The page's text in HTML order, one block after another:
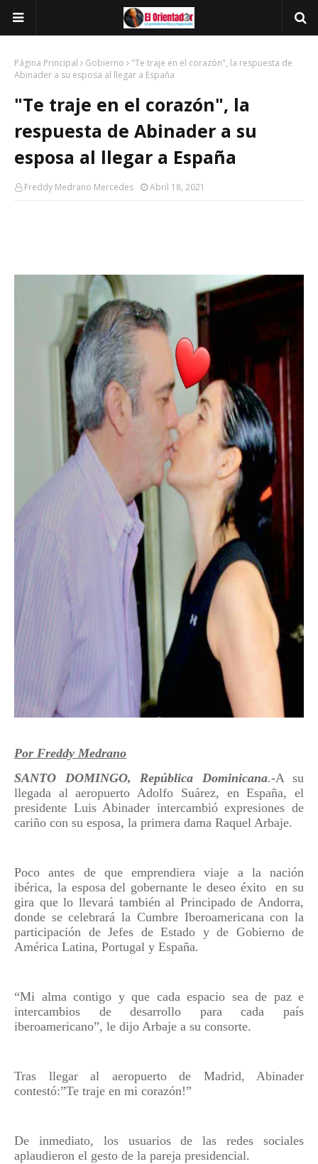
Página Principal Gobierno
"Te traje en el corazón", la respuesta de
Abinader a su esposa al llegar a España
"Te traje en el corazón", la
respuesta de Abinader a su
esposa al llegar a España
Freddy Medrano Mercedes Abril 18, 2021
Por Freddy Medrano
SANTO DOMINGO, República Dominicana.-A su
llegada al aeropuerto Adolfo Suárez, en España, el
presidente Luis Abinader intercambió expresiones de
cariño con su esposa, la primera dama Raquel Arbaje.
Poco antes de que emprendiera viaje a la nación
ibérica, la esposa del gobernante le deseo éxito
en su
gira que lo llevará también al Principado de Andorra,
donde se celebrará la Cumbre Iberoamericana con la
participación de Jefes de Estado y de Gobierno de
América Latina, Portugal y España.
“Mi alma contigo y que cada espacio sea de paz e
intercambios de desarrollo para cada país
iberoamericano”, le dijo Arbaje a su consorte.
Tras llegar al aeropuerto de Madrid, Abinader
contestó:”Te traje en mi corazón!”
De inmediato, los usuarios de las redes sociales
aplaudieron el gesto de la pareja presidencial.